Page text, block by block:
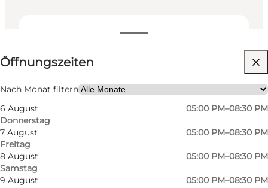
Öffnungszeiten anzeigen
Öffnungszeiten
Nach Monat filtern
6 August
Donnerstag
05:00 PM–08:30 PM
7 August
Freitag
05:00 PM–08:30 PM
8 August
Samstag
05:00 PM–08:30 PM
9 August
05:00 PM–08:30 PM
Website besuchen
Kinder, Freunde, Mein Partner, Mir selbst, Mein